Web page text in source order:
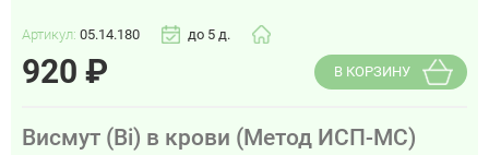
Артикул: 05.14.180 до 5 д.
920 ₽ В КОРЗИНУ
Висмут (Bi) в крови (Метод ИСП-МС)